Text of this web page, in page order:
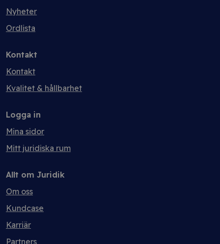
Nyheter
Ordlista
Kontakt
Kontakt
Kvalitet & hållbarhet
Logga in
Mina sidor
Mitt juridiska rum
Allt om Juridik
Om oss
Kundcase
Karriär
Partners